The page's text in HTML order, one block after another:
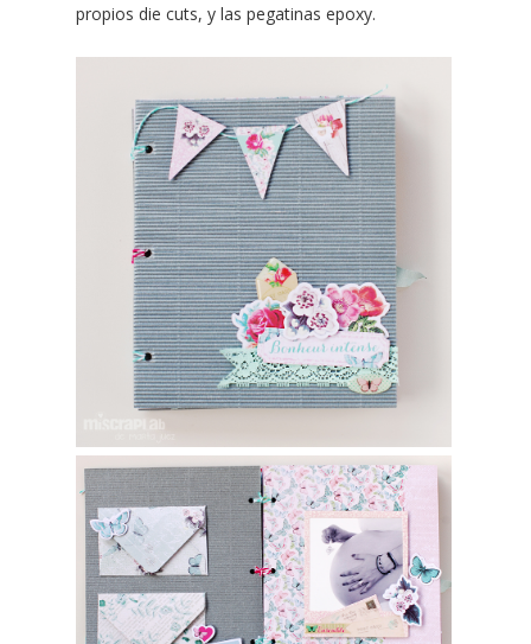
propios die cuts, y las pegatinas epoxy.